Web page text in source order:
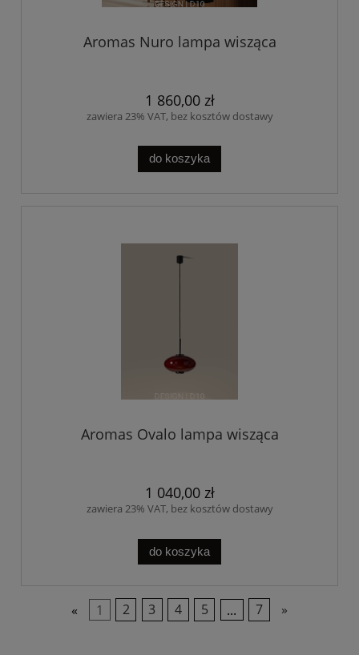
Aromas Nuro lampa wisząca
1 860,00 zł
zawiera 23% VAT, bez kosztów dostawy
do koszyka
Aromas Ovalo lampa wisząca
1 040,00 zł
zawiera 23% VAT, bez kosztów dostawy
do koszyka
« 1 2 3 4 5 ... 7 »